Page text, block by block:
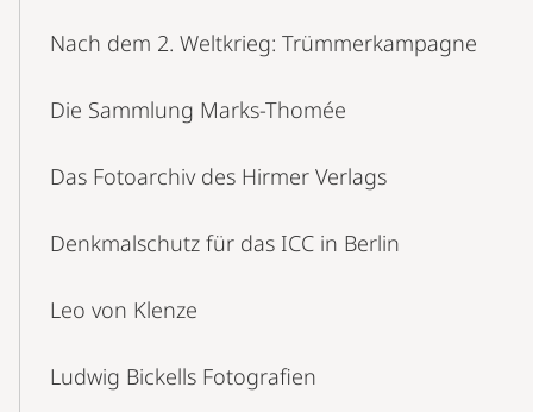
Nach dem 2. Weltkrieg: Trümmerkampagne
Die Sammlung Marks-Thomée
Das Fotoarchiv des Hirmer Verlags
Denkmalschutz für das ICC in Berlin
Leo von Klenze
Ludwig Bickells Fotografien